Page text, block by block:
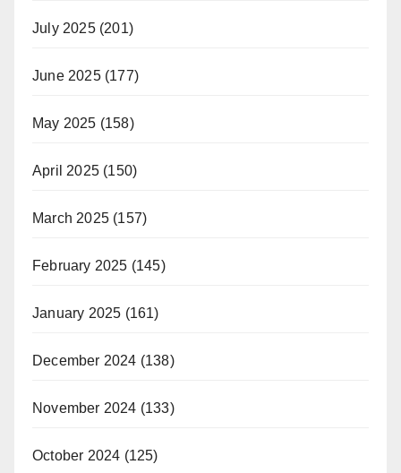
July 2025(201)
June 2025(177)
May 2025 (158)
April 2025 (150)
March 2025 (157)
February 2025 (145)
January 2025 (161)
December 2024 (138)
November 2024 (133)
October 2024 (125)